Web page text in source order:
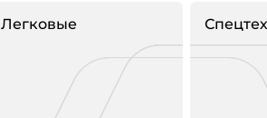
Легковые